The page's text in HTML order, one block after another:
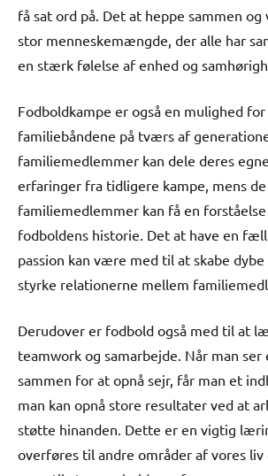
få sat ord på. Det at heppe sammen
stor menneskemængde, der alle har
en stærk følelse af enhed og
Fodboldkampe er også en mulighed
familiebåndene på tværs af
familiemedlemmer kan dele deres
erfaringer fra tidligere kampe, mens
familiemedlemmer kan få en
fodboldens historie. Det at have en
passion kan være med til at skabe
styrke relationerne mellem
Derudover er fodbold også med til at
teamwork og samarbejde. Når man
sammen for at opnå sejr, får man et
man kan opnå store resultater ved at
støtte hinanden. Dette er en vigtig
overføres til andre områder af vores liv